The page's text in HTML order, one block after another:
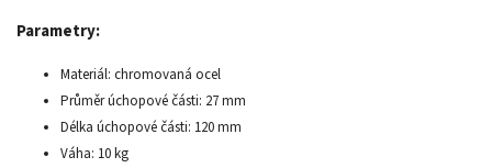
Parametry:
Materiál: chromovaná ocel
Průměr úchopové části: 27 mm
Délka úchopové části: 120 mm
Váha: 10 kg